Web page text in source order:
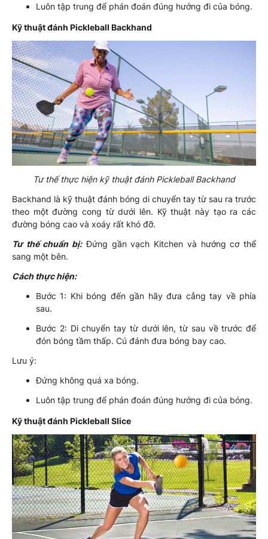
Luôn tập trung để phán đoán đúng hướng đi của bóng.
Kỹ thuật đánh Pickleball Backhand
Tư thế thực hiện kỹ thuật đánh Pickleball Backhand
Backhand là kỹ thuật đánh bóng di chuyển tay từ sau ra trước
theo một đường cong từ dưới lên. Kỹ thuật này tạo ra các
đường bóng cao và xoáy rất khó đỡ.
Tư thế chuẩn bị:Đứng gần vạch Kitchen và hướng cơ thể
sang một bên.
Cách thực hiện:
Bước 1: Khi bóng đến gần hãy đưa cẳng tay về phía
sau.
Bước 2: Di chuyển tay từ dưới lên, từ sau về trước để
đón bóng tầm thấp. Cú đánh đưa bóng bay cao.
Lưu ý:
Đứng không quá xa bóng.
Luôn tập trung để phán đoán đúng hướng đi của bóng.
Kỹ thuật đánh Pickleball Slice